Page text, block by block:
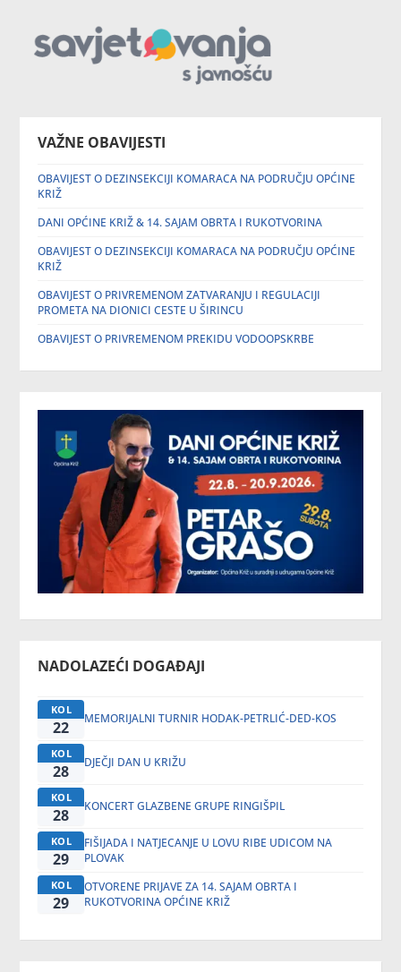
VAŽNE OBAVIJESTI
OBAVIJEST O DEZINSEKCIJI KOMARACA NA PODRUČJU OPĆINE
KRIŽ
DANI OPĆINE KRIŽ & 14. SAJAM OBRTA I RUKOTVORINA
OBAVIJEST O DEZINSEKCIJI KOMARACA NA PODRUČJU OPĆINE
KRIŽ
OBAVIJEST O PRIVREMENOM ZATVARANJU I REGULACIJI
PROMETA NA DIONICI CESTE U ŠIRINCU
OBAVIJEST O PRIVREMENOM PREKIDU VODOOPSKRBE
NADOLAZEĆI DOGAĐAJI
KOL
22 MEMORIJALNI TURNIR HODAK-PETRLIĆ-DED-KOS
KOL
28 DJEČJI DAN U KRIŽU
KOL
28 KONCERT GLAZBENE GRUPE RINGIŠPIL
KOL
29
FIŠIJADA I NATJECANJE U LOVU RIBE UDICOM NA
PLOVAK
KOL
29
OTVORENE PRIJAVE ZA 14. SAJAM OBRTA I
RUKOTVORINA OPĆINE KRIŽ